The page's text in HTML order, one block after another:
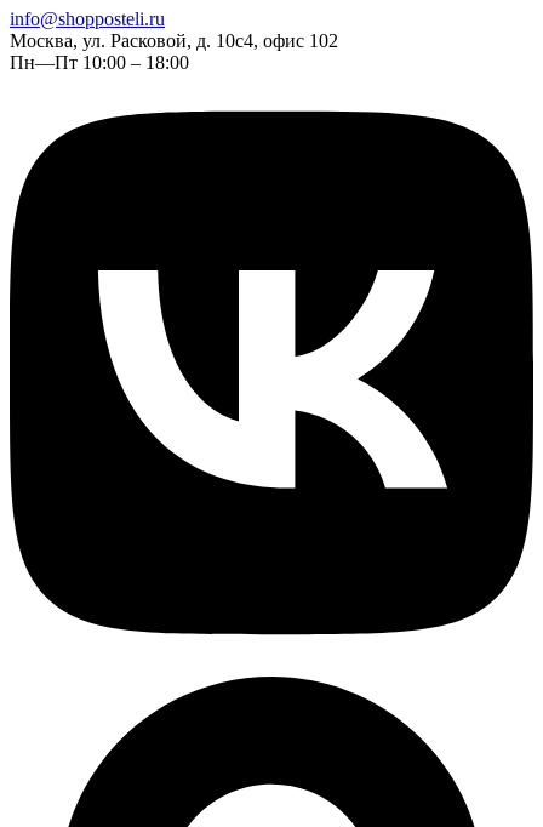
info@shopposteli.ru
Москва, ул. Расковой, д. 10с4, офис 102
Пн—Пт 10:00 – 18:00